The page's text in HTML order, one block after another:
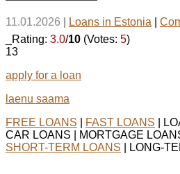
11.01.2026 Loans in Estonia
_Rating: 3.0/10 (Votes: 5)
13
apply for a loan
laenu saama
FREE LOANS
FAST LOANS |
CAR LOANS | MORTGAGE
SHORT-TERM LOANS | LONG-